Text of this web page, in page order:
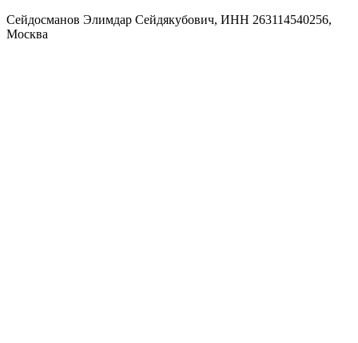
Сейдосманов Элимдар Сейдякубович, ИНН 263114540256,
Москва